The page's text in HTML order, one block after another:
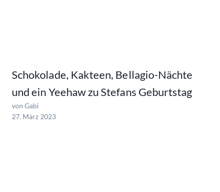
Schokolade, Kakteen, Bellagio-Nächte
und ein Yeehaw zu Stefans Geburtstag
von Gabi
27. März 2023